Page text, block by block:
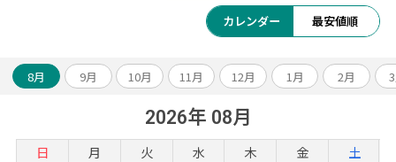
カレンダー 最安値順
8月 9月 10月 11月 12月 1月 2月
2026年 08月
日 月 火 水 木 金 土